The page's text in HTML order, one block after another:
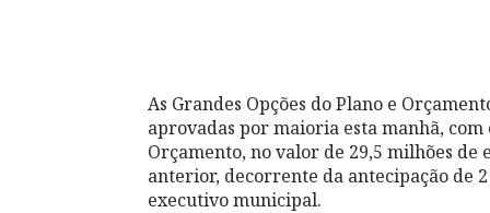
As Grandes Opções do Plano e
aprovadas por maioria esta manhã, com
Orçamento, no valor de 29,5 milhões
anterior, decorrente da antecipação de
executivo municipal.